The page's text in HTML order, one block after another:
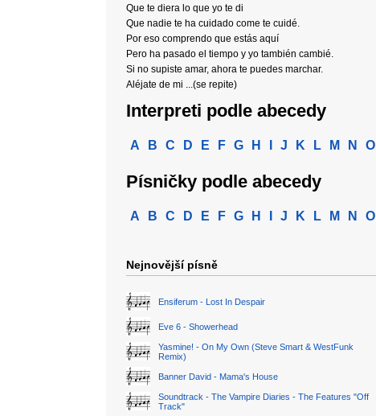
Que te diera lo que yo te di
Que nadie te ha cuidado come te cuidé.
Por eso comprendo que estás aquí
Pero ha pasado el tiempo y yo también cambié.
Si no supiste amar, ahora te puedes marchar.
Aléjate de mi ...(se repite)
Interpreti podle abecedy
A B C D E F G H J K L M N O
Písničky podle abecedy
A B C D E F G H J K L M N O
Nejnovější písně
Ensiferum - Lost In Despair
Eve 6 - Showerhead
Yasmine! - On My Own (Steve Smart & WestFunk
Remix)
Banner David - Mama's House
Soundtrack - The Vampire Diaries - The Features "Off
Track"